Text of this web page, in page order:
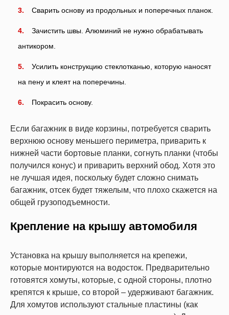
Сварить основу из продольных и поперечных планок.
Зачистить швы. Алюминий не нужно обрабатывать
антикором.
Усилить конструкцию стеклотканью, которую наносят
на пену и клеят на поперечины.
Покрасить основу.
Если багажник в виде корзины, потребуется сварить
верхнюю основу меньшего периметра, приварить к
нижней части бортовые планки, согнуть планки (чтобы
получился конус) и приварить верхний обод. Хотя это
не лучшая идея, поскольку будет сложно снимать
багажник, отсек будет тяжелым, что плохо скажется на
общей грузоподъемности.
Крепление на крышу автомобиля
Установка на крышу выполняется на крепежи,
которые монтируются на водосток. Предварительно
готовятся хомуты, которые, с одной стороны, плотно
крепятся к крыше, со второй – удерживают багажник.
Для хомутов используют стальные пластины (как